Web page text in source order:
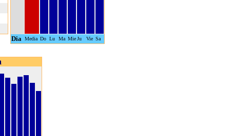
Dia Media Do Lu Ma MieJu Vie Sa